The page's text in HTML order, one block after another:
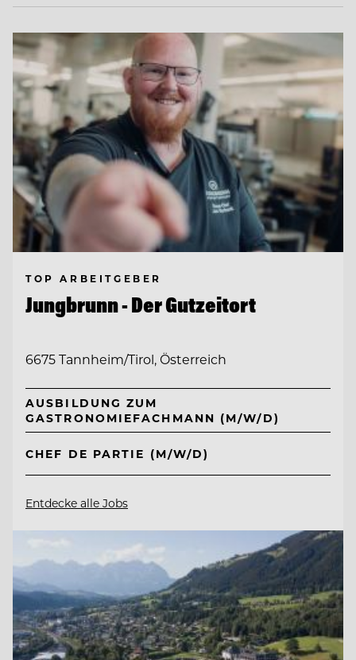
TOP ARBEITGEBER
Jungbrunn - Der Gutzeitort
6675 Tannheim/Tirol, Österreich
AUSBILDUNG ZUM
GASTRONOMIEFACHMANN (M/W/D)
CHEF DE PARTIE (M/W/D)
Entdecke alle Jobs